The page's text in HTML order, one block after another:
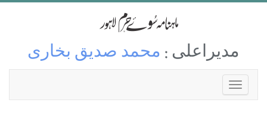
مدیراعلی : محمد صدیق بخاری